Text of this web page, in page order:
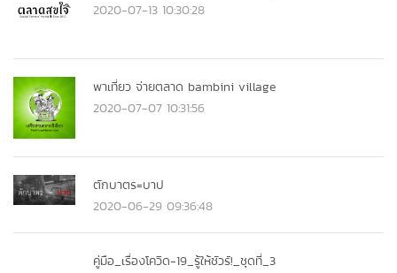
2020-07-13 10:30:28
พาเที่ยว จ่ายตลาด bambini village
2020-07-07 10:31:56
ตักบาตร=บาป
2020-06-29 09:36:48
คู่มือ_เรื่องโควิด-19_รู้ให้ชัวร์!_ชุดที่_3